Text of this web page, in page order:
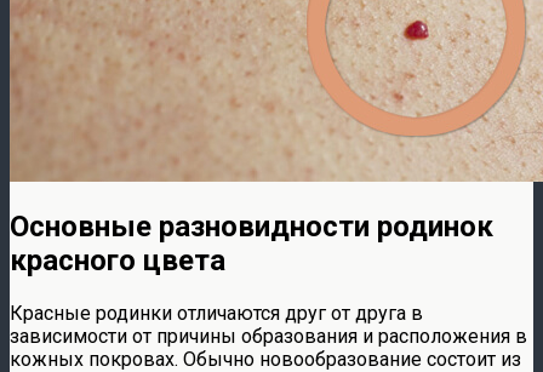
Основные разновидности родинок
красного цвета
Красные родинки отличаются друг от друга в
зависимости от причины образования и расположения в
кожных покровах. Обычно новообразование состоит из